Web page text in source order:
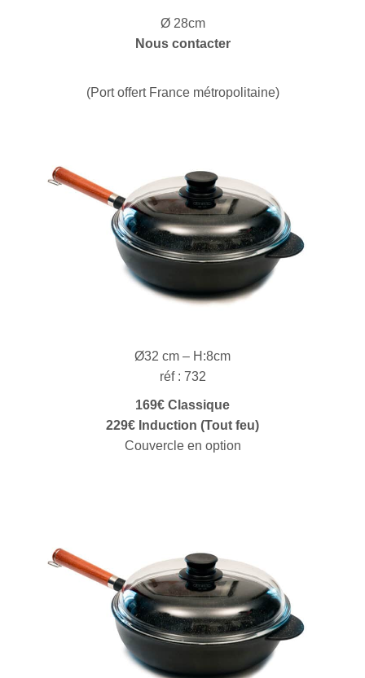
Ø 28cm
Nous contacter
(Port offert France métropolitaine)
Ø32 cm – H:8cm
réf : 732
169€ Classique
229€ Induction (Tout feu)
Couvercle en option